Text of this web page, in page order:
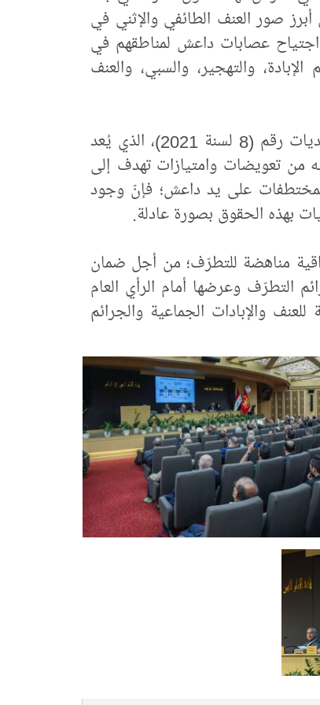
شكّلت واحدة من أبرز صور العنف الطائفي والإثني في
اجتياح عصابات داعش لمناطقهم في
الإبادة، والتهجير، والسبي، والعنف
وأوضح أنّه على الرغم من صدور قانون الناجيات الإيزيديات رقم (8 لسنة 2021)، الذي يُعد
من تعويضات وامتيازات تهدف إلى
على يد داعش؛ فإنّ وجود
بهذه الحقوق بصورة عادلة.
مناهضة للتطرّف؛ من أجل ضمان
التطرّف وعرضها أمام الرأي العام
والإبادات الجماعية والجرائم